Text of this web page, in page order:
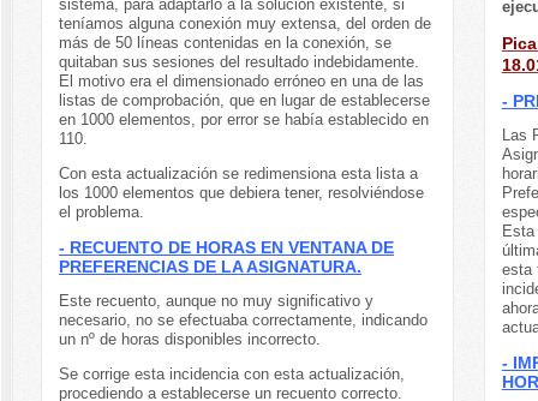
sistema, para adaptarlo a la solución existente, si
teníamos alguna conexión muy extensa, del orden de
más de 50 líneas contenidas en la conexión, se
quitaban sus sesiones del resultado indebidamente.
El motivo era el dimensionado erróneo en una de las
listas de comprobación, que en lugar de establecerse
en 1000 elementos, por error se había establecido en
110.
Con esta actualización se redimensiona esta lista a
los 1000 elementos que debiera tener, resolviéndose
el problema.
- RECUENTO DE HORAS EN VENTANA DE
PREFERENCIAS DE LA ASIGNATURA.
Este recuento, aunque no muy significativo y
necesario, no se efectuaba correctamente, indicando
un nº de horas disponibles incorrecto.
Se corrige esta incidencia con esta actualización,
procediendo a establecerse un recuento correcto.
-
esta
-